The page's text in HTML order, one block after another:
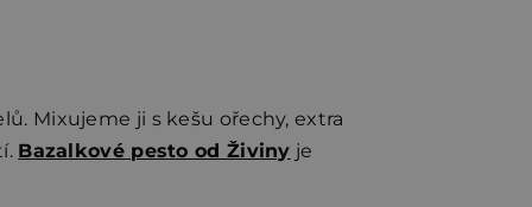
Mixujeme ji s kešu ořechy, extra
Bazalkové pesto od Živiny je